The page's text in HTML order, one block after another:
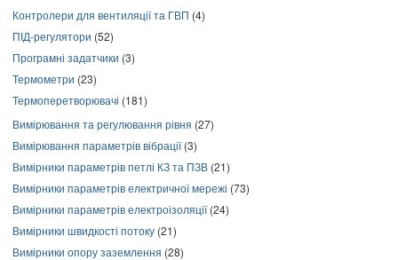
Контролери для вентиляції та ГВП (4)
ПІД-регулятори (52)
Програмні задатчики (3)
Термометри (23)
Термоперетворювачі (181)
Вимірювання та регулювання рівня (27)
Вимірювання параметрів вібрації(3)
Вимірники параметрів петлі КЗ та ПЗВ (21)
Вимірники параметрів електричної мережі (73)
Вимірники параметрів електроізоляції(24)
Вимірники швидкості потоку (21)
Вимірники опору заземлення (28)